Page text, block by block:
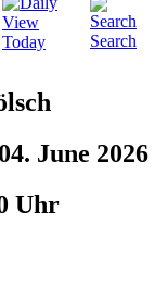
Today Search
June 2026
Uhr